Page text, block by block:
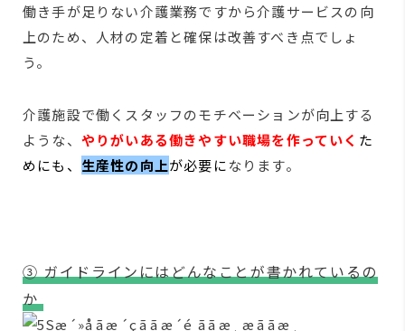
働き手が足りない介護業務ですから介護サービスの向
上のため、人材の定着と確保は改善すべき点でしょ
う。
介護施設で働くスタッフのモチベーションが向上する
ような、 やりがいある働きやすい職場を作っていく た
めにも、 生産性の向上が必要になります。
③ ガイドラインにはどんなことが書かれているの
か